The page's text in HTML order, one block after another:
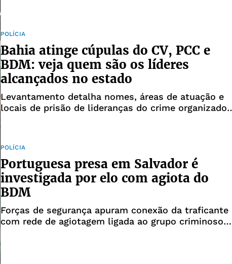
POLÍCIA
Bahia atinge cúpulas do CV, PCC e
BDM: veja quem são os líderes
alcançados no estado
Levantamento detalha nomes, áreas de atuação e
locais de prisão de lideranças do crime organizado
POLÍCIA
Portuguesa presa em Salvador é
investigada por elo com agiota do
BDM
Forças de segurança apuram conexão da traficante
com rede de agiotagem ligada ao grupo criminoso